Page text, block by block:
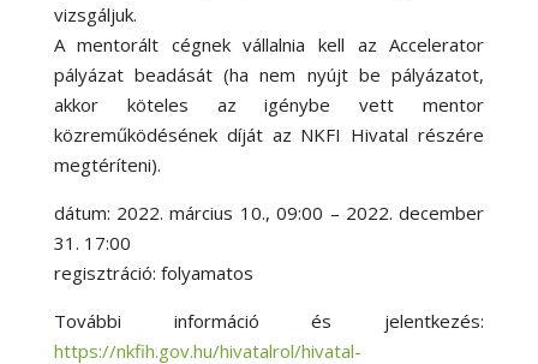
vizsgáljuk.
A mentorált cégnek vállalnia kell az Accelerator
pályázat beadását (ha nem nyújt be pályázatot,
akkor köteles az igénybe vett mentor
közreműködésének díját az NKFI Hivatal részére
megtéríteni).
dátum: 2022. március 10., 09:00 – 2022. december
31. 17:00
regisztráció: folyamatos
További információ és jelentkezés:
https://nkfih.gov.hu/hivatalrol/hivatal-